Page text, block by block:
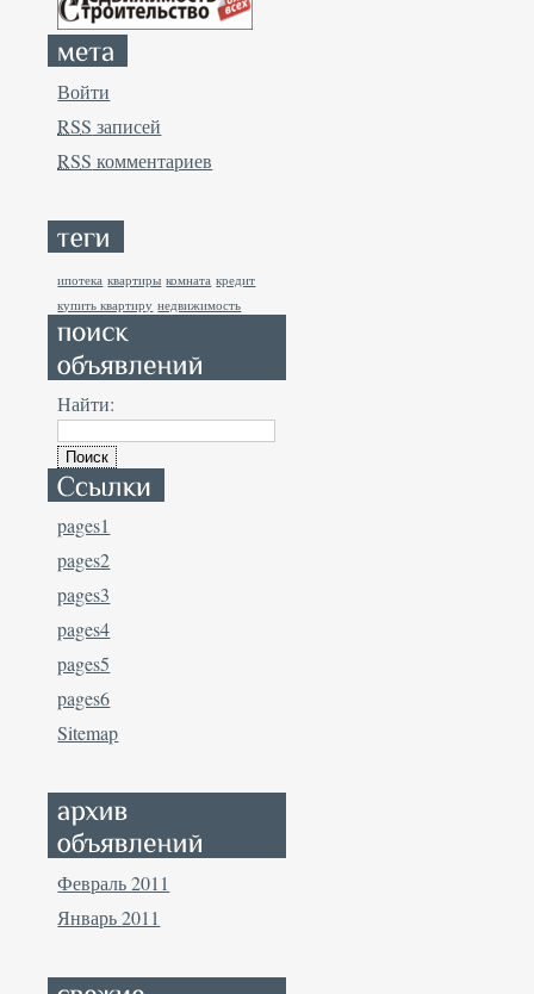
Войти
RSS записей
RSS комментариев
ипотека квартиры комната кредит
купить квартиру недвижимость
Найти:
pages1
pages2
pages3
pages4
pages5
pages6
Sitemap
Февраль 2011
Январь 2011